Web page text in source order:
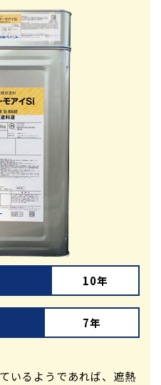
10年
7年
いるようであれば、遮熱